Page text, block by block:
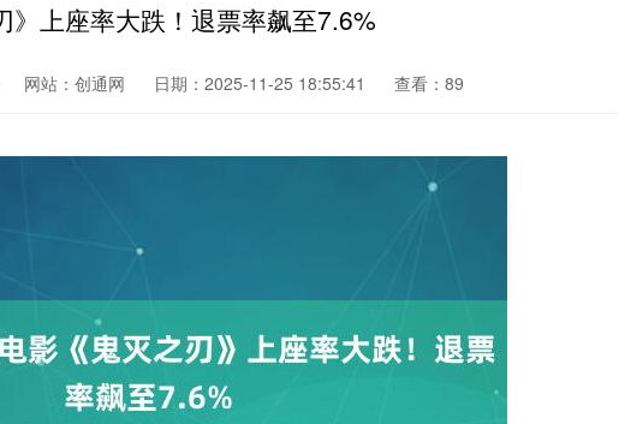
》上座率大跌！退票率飙至7.6%
网站：创通网 日期：2025-11-25 18:55:41 查看：89